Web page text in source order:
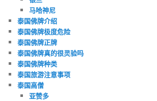
马哈神尼
泰国佛牌介绍
泰国佛牌极度危险
泰国佛牌正牌
泰国佛牌真的很灵验吗
泰国佛牌种类
泰国旅游注意事项
泰国高僧
亚赞多